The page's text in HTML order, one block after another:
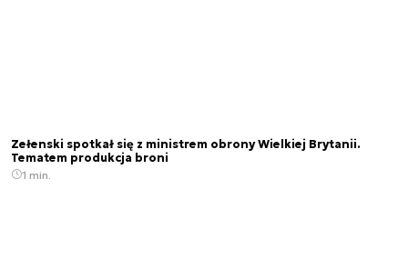
Zełenski spotkał się z ministrem obrony Wielkiej Brytanii.
Tematem produkcja broni
1 min.